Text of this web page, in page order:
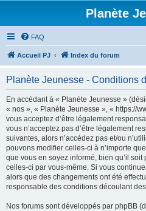
Planète
FAQ
Accueil PJ Index du forum
Planète Jeunesse - Conditions
En accédant à « Planète Jeunesse »
« nos », « Planète Jeunesse », « https://
vous acceptez d’être légalement
vous n’acceptez pas d’être légalement
suivantes, alors n’accédez pas et/ou
pouvons modifier celles-ci à n’importe
que vous en soyez informé, bien qu’il
celles-ci par vous-même. Si vous
alors que des changements ont été
responsable des conditions découlant
Nos forums sont développés par phpBB